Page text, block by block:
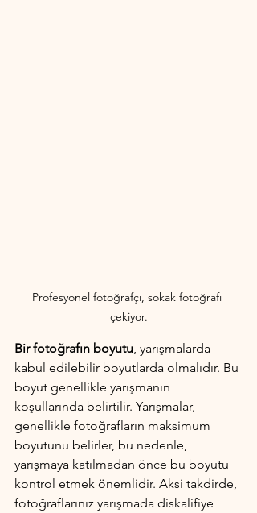
Profesyonel fotoğrafçı, sokak fotoğrafı
çekiyor.
Bir fotoğrafın boyutu, yarışmalarda
kabul edilebilir boyutlarda olmalıdır. Bu
boyut genellikle yarışmanın
koşullarında belirtilir. Yarışmalar,
genellikle fotoğrafların maksimum
boyutunu belirler, bu nedenle,
yarışmaya katılmadan önce bu boyutu
kontrol etmek önemlidir. Aksi takdirde,
fotoğraflarınız yarışmada diskalifiye